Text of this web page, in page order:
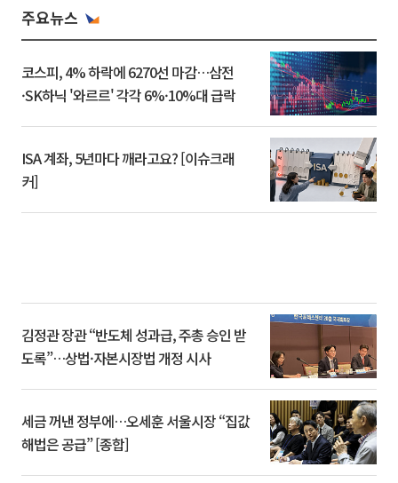
주요뉴스
코스피, 4% 하락에 6270선 마감…삼전
·SK하닉 '와르르' 각각 6%·10%대 급락
ISA 계좌, 5년마다 깨라고요? [이슈크래
커]
김정관 장관 “반도체 성과급, 주총 승인 받
도록”…상법·자본시장법 개정 시사
세금 꺼낸 정부에…오세훈 서울시장 “집값
해법은 공급” [종합]